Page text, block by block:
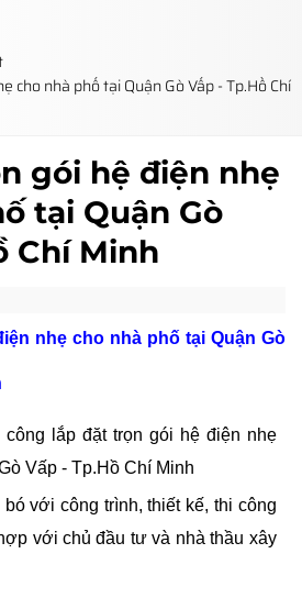
cho nhà phố tại Quận Gò Vấp - Tp.Hồ Chí
gói hệ điện nhẹ
tại Quận Gò
Chí Minh
nhẹ cho nhà phố tại Quận Gò
lắp đặt trọn gói hệ điện nhẹ
Vấp - Tp.Hồ Chí Minh
với công trình, thiết kế, thi công
với chủ đầu tư và nhà thầu xây